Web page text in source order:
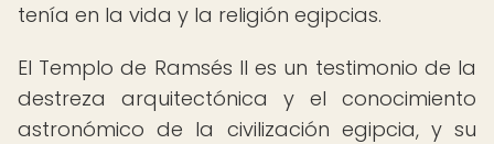
tenía en la vida y la religión egipcias.
El Templo de Ramsés II es un testimonio de la
destreza arquitectónica y el conocimiento
astronómico de la civilización egipcia, y su